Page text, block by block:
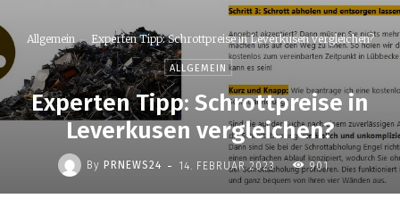
Allgemein Experten Tipp: Schrottpreise in Leverkusen vergleichen?
ALLGEMEIN
Experten Tipp: Schrottpreise in
Leverkusen vergleichen?
By PRNEWS24 - 14. FEBRUAR 2023 901